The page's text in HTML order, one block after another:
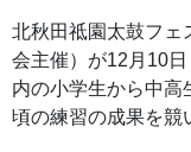
北秋田祗園太鼓フェ
会主催）が12月10
内の小学生から中高
頃の練習の成果を競